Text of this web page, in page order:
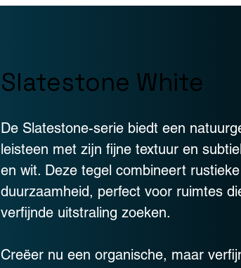
Slatestone White
De Slatestone-serie biedt een
leisteen met zijn fijne textuur en
en wit. Deze tegel combineert
duurzaamheid, perfect voor ruimtes
verfijnde uitstraling zoeken.
Creëer nu een organische, maar